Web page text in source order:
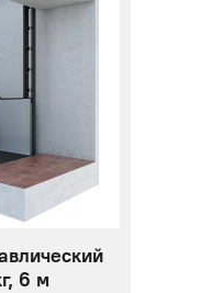
6 м